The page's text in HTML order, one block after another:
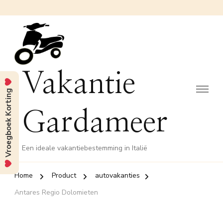
Vakantie
Gardameer
Een ideale vakantiebestemming in Italië
Home Product
autovakanties
Antares Regio Dolomieten
Vroegboek Korting